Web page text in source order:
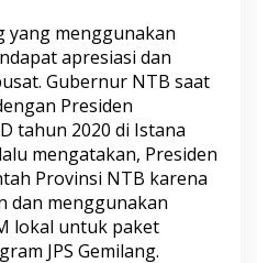
yang menggunakan
apresiasi dan
Gubernur NTB saat
Presiden
tahun 2020 di Istana
mengatakan, Presiden
Provinsi NTB karena
dan menggunakan
lokal untuk paket
JPS Gemilang.